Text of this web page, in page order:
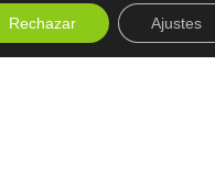
Rechazar Ajustes